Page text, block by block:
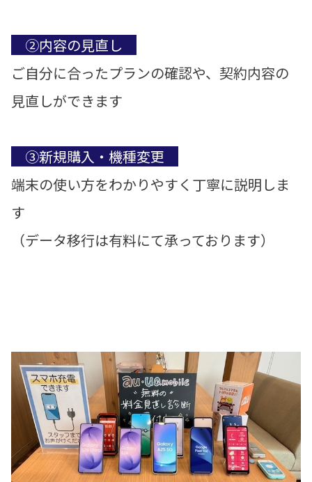
②内容の見直し
ご自分に合ったプランの確認や、契約内容の
見直しができます
③新規購入・機種変更
端末の使い方をわかりやすく丁寧に説明しま
す
（データ移行は有料にて承っております）